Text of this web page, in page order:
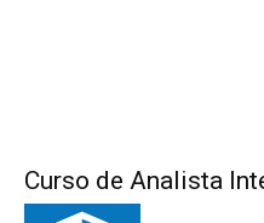
Curso de Analista